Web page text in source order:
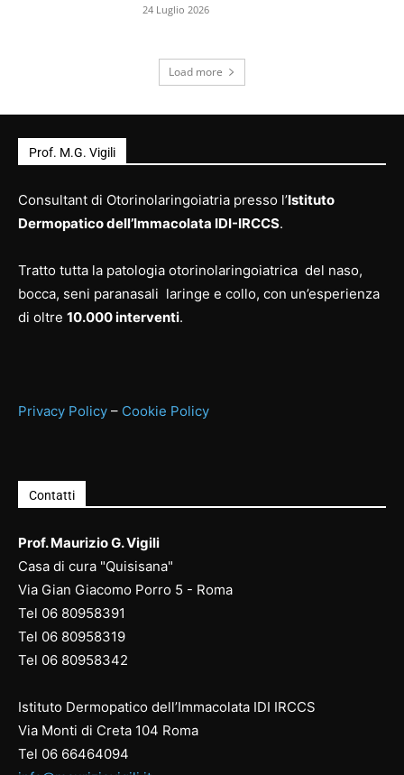
24 Luglio 2026
Load more
Prof. M.G. Vigili
Consultant di Otorinolaringoiatria presso l’Istituto
Dermopatico dell’Immacolata IDI-IRCCS.
Tratto tutta la patologia otorinolaringoiatrica del naso,
bocca, seni paranasali laringe e collo, con un’esperienza
di oltre 10.000 interventi.
Privacy Policy – Cookie Policy
Contatti
Prof. Maurizio G. Vigili
Casa di cura "Quisisana"
Via Gian Giacomo Porro 5 - Roma
Tel 06 80958391
Tel 06 80958319
Tel 06 80958342
Istituto Dermopatico dell’Immacolata IDI IRCCS
Via Monti di Creta 104 Roma
Tel 06 66464094